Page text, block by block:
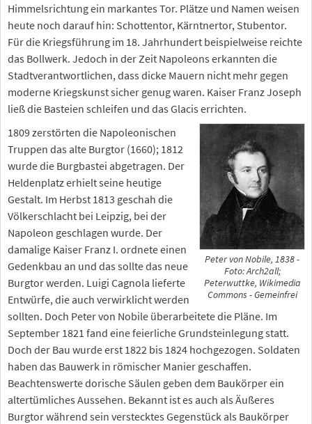
Himmelsrichtung ein markantes Tor. Plätze und Namen weisen
heute noch darauf hin: Schottentor, Kärntnertor, Stubentor.
Für die Kriegsführung im 18. Jahrhundert beispielweise reichte
das Bollwerk. Jedoch in der Zeit Napoleons erkannten die
Stadtverantwortlichen, dass dicke Mauern nicht mehr gegen
moderne Kriegskunst sicher genug waren. Kaiser Franz Joseph
ließ die Basteien schleifen und das Glacis errichten.
Peter von Nobile, 1838 -
Foto: Arch2all;
Peterwuttke, Wikimedia
Commons - Gemeinfrei
1809 zerstörten die Napoleonischen
Truppen das alte Burgtor (1660); 1812
wurde die Burgbastei abgetragen. Der
Heldenplatz erhielt seine heutige
Gestalt. Im Herbst 1813 geschah die
Völkerschlacht bei Leipzig, bei der
Napoleon geschlagen wurde. Der
damalige Kaiser Franz I. ordnete einen
Gedenkbau an und das sollte das neue
Burgtor werden. Luigi Cagnola lieferte
Entwürfe, die auch verwirklicht werden
sollten. Doch Peter von Nobile überarbeitete die Pläne. Im
September 1821 fand eine feierliche Grundsteinlegung statt.
Doch der Bau wurde erst 1822 bis 1824 hochgezogen. Soldaten
haben das Bauwerk in römischer Manier geschaffen.
Beachtenswerte dorische Säulen geben dem Baukörper ein
altertümliches Aussehen. Bekannt ist es auch als Äußeres
Burgtor während sein verstecktes Gegenstück als Baukörper